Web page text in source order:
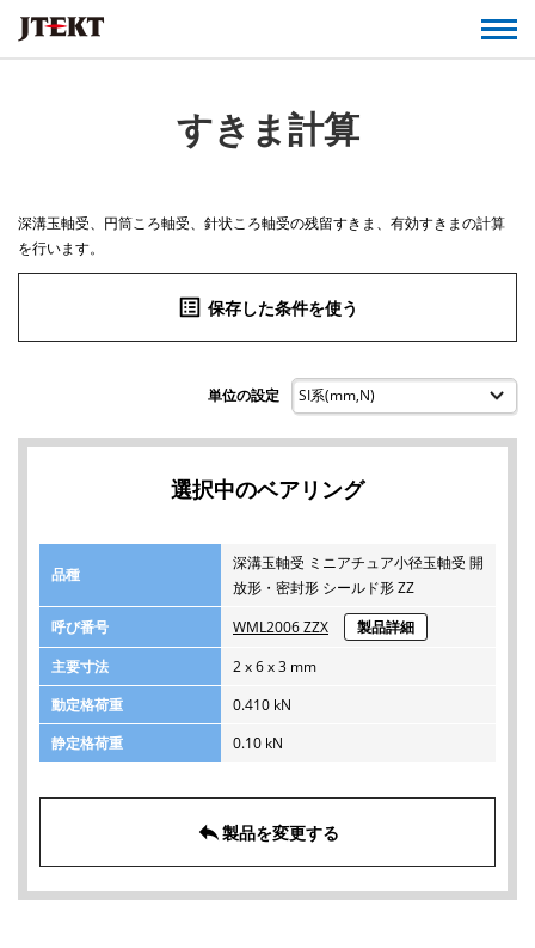
すきま計算
深溝玉軸受、円筒ころ軸受、針状ころ軸受の残留すきま、有効すきまの計算
を行います。
list_alt 保存した条件を使う
単位の設定
選択中のベアリング
品種
深溝玉軸受 ミニアチュア小径玉軸受 開
放形・密封形 シールド形 ZZ
呼び番号
WML2006 ZZX
製品詳細
主要寸法
2 x 6 x 3 mm
動定格荷重
0.410 kN
静定格荷重
0.10 kN
reply製品を変更する